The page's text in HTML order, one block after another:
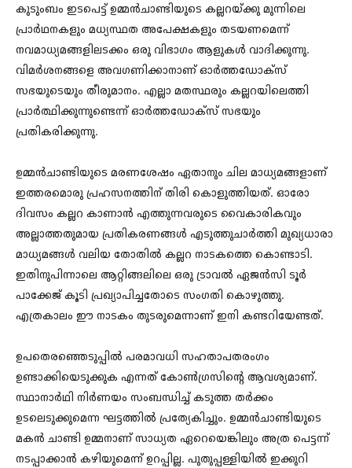
കുടുംബം ഇടപെട്ട് ഉമ്മന്‍ചാണ്ടിയുടെ കല്ലറയ്ക്കു മുന്നിലെ
പ്രാര്‍ഥനകളും മധ്യസ്ഥത അപേക്ഷകളും തടയണമെന്ന്
നവമാധ്യമങ്ങളിലടക്കം ഒരു വിഭാഗം ആളുകള്‍ വാദിക്കുന്നു.
വിമര്‍ശനങ്ങളെ അവഗണിക്കാനാണ് ഓര്‍ത്തഡോക്സ്
സഭയുടെയും തീരുമാനം. എല്ലാ മതസ്ഥരും കല്ലറയിലെത്തി
പ്രാര്‍ത്ഥിക്കുന്നുണ്ടെന്ന് ഓര്‍ത്തഡോക്സ് സഭയും
പ്രതികരിക്കുന്നു.
ഉമ്മൻചാണ്ടിയുടെ മരണശേഷം ഏതാനും ചില മാധ്യമങ്ങളാണ്
ഇത്തരമൊരു പ്രഹസനത്തിന് തിരി കൊളുത്തിയത്. ഓരോ
ദിവസം കല്ലറ കാണാൻ എത്തുന്നവരുടെ വൈകാരികവും
അല്ലാത്തതുമായ പ്രതികരണങ്ങൾ എടുത്തുചാർത്തി മുഖ്യധാരാ
മാധ്യമങ്ങൾ വലിയ തോതിൽ കല്ലറ നാടകത്തെ കൊണ്ടാടി.
ഇതിനുപിന്നാലെ ആറ്റിങ്ങലിലെ ഒരു ട്രാവൽ ഏജൻസി ടൂർ
പാക്കേജ് കൂടി പ്രഖ്യാപിച്ചതോടെ സംഗതി കൊഴുത്തു.
എത്രകാലം ഈ നാടകം തുടരുമെന്നാണ് ഇനി കണ്ടറിയേണ്ടത്.
ഉപതെരഞ്ഞെടുപ്പിൽ പരമാവധി സഹതാപതരംഗം
ഉണ്ടാക്കിയെടുക്കുക എന്നത് കോൺഗ്രസിന്റെ ആവശ്യമാണ്.
സ്ഥാനാർഥി നിർണയം സംബന്ധിച്ച് കടുത്ത തർക്കം
ഉടലെടുക്കുമെന്ന ഘട്ടത്തിൽ പ്രത്യേകിച്ചും. ഉമ്മൻചാണ്ടിയുടെ
മകൻ ചാണ്ടി ഉമ്മനാണ് സാധ്യത ഏറെയെങ്കിലും അത്ര പെട്ടന്ന്
നടപ്പാക്കാൻ കഴിയുമെന്ന് ഉറപ്പില്ല. പുതുപ്പള്ളിയിൽ ഇക്കുറി